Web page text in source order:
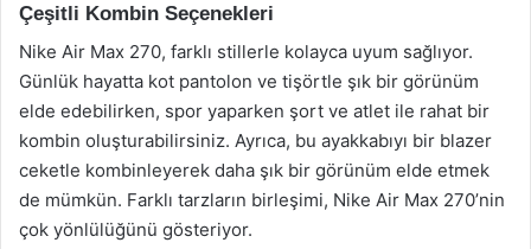
Çeşitli Kombin Seçenekleri
Nike Air Max 270, farklı stillerle kolayca uyum sağlıyor.
Günlük hayatta kot pantolon ve tişörtle şık bir görünüm
elde edebilirken, spor yaparken şort ve atlet ile rahat bir
kombin oluşturabilirsiniz. Ayrıca, bu ayakkabıyı bir blazer
ceketle kombinleyerek daha şık bir görünüm elde etmek
de mümkün. Farklı tarzların birleşimi, Nike Air Max 270’nin
çok yönlülüğünü gösteriyor.